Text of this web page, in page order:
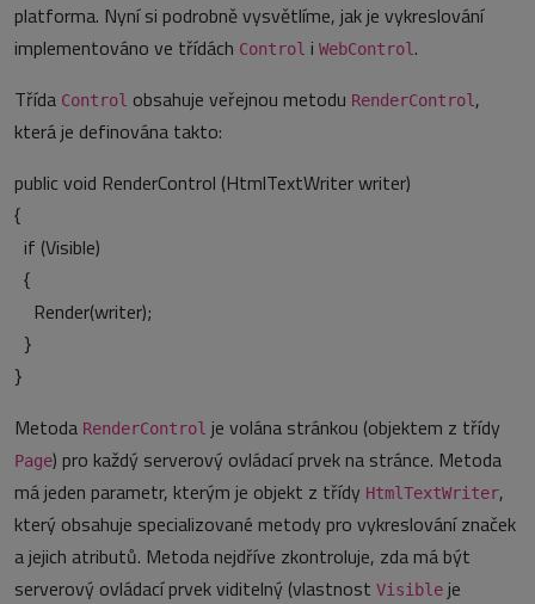
platforma. Nyní si podrobně vysvětlíme, jak je vykreslování
implementováno ve třídách Control i WebControl .
Třída Control obsahuje veřejnou metodu RenderControl ,
která je definována takto:
public void RenderControl (HtmlTextWriter writer)
{
if (Visible)
{
Render(writer);
}
}
Metoda RenderControl je volána stránkou (objektem z třídy
Page) pro každý serverový ovládací prvek na stránce. Metoda
má jeden parametr, kterým je objekt z třídy HtmlTextWriter,
který obsahuje specializované metody pro vykreslování značek
a jejich atributů. Metoda nejdříve zkontroluje, zda má být
serverový ovládací prvek viditelný (vlastnost Visible je